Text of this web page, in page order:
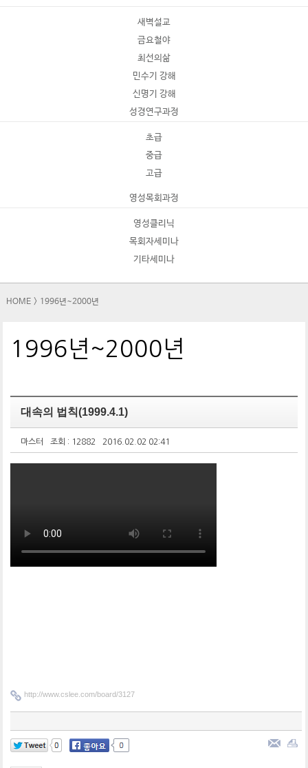
새벽설교
금요철야
최선의삶
민수기 강해
신명기 강해
성경연구과정
초급
중급
고급
영성목회과정
영성클리닉
목회자세미나
기타세미나
HOME > 1996년~2000년
1996년~2000년
대속의 법칙(1999.4.1)
마스터 조회 : 12882 2016.02.02 02:41
http://www.cslee.com/board/3127